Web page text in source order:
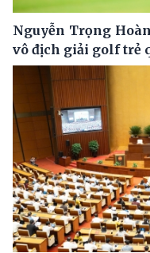
Nguyễn Trọng
vô địch giải golf trẻ